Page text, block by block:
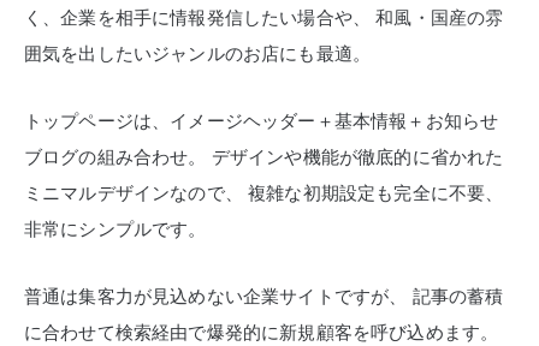
く、企業を相手に情報発信したい場合や、
和風・国産の雰
囲気を出したいジャンルのお店にも最適。
トップページは、イメージヘッダー＋基本情報＋お知らせ
ブログの組み合わせ。
デザインや機能が徹底的に省かれた
ミニマルデザインなので、
複雑な初期設定も完全に不要、
非常にシンプルです。
普通は集客力が見込めない企業サイトですが、
記事の蓄積
に合わせて検索経由で爆発的に新規顧客を呼び込めます。